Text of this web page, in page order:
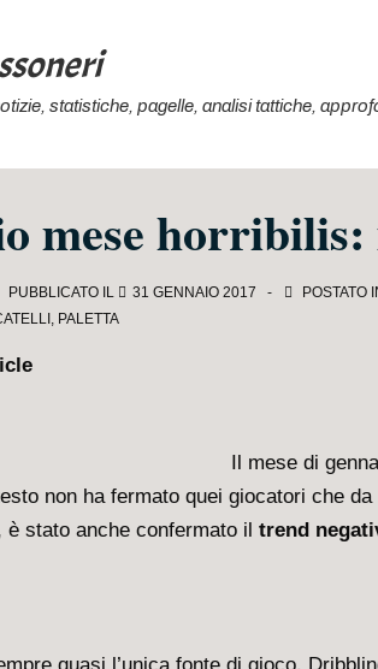
statistiche, pagelle, analisi tattiche,
mese
PUBBLICATO IL 31 GENNAIO 2017 POSTATO
, PALETTA
Il mese di
non ha fermato quei giocatori che
è stato anche confermato il trend